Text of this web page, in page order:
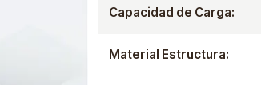
Capacidad de Carga:
Material Estructura: